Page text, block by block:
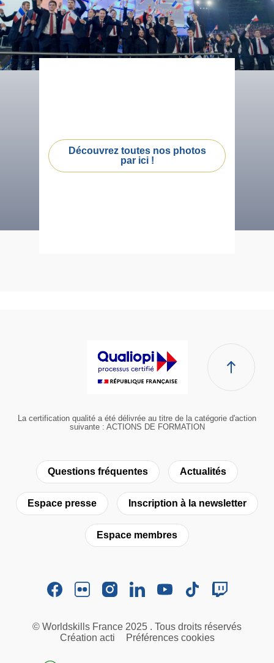
Découvrez toutes nos photos
par ici !
La certification qualité a été délivrée au titre de la catégorie d'action
suivante : ACTIONS DE FORMATION
Questions fréquentes Actualités
Espace presse Inscription à la newsletter
Espace membres
© Worldskills France 2025 . Tous droits réservés
Création acti
Préférences cookies